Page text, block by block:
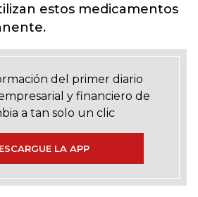
estos medicamentos
del primer diario
y financiero de
a tan solo un clic
LA APP